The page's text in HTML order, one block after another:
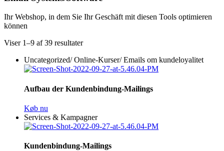
Ihr Webshop, in dem Sie Ihr Geschäft mit diesen Tools optimieren
können
Viser 1–9 af 39 resultater
Uncategorized/ Online-Kurser/ Emails om kundeloyalitet
Aufbau der Kundenbindung-Mailings
Køb nu
Services & Kampagner
Kundenbindung-Mailings